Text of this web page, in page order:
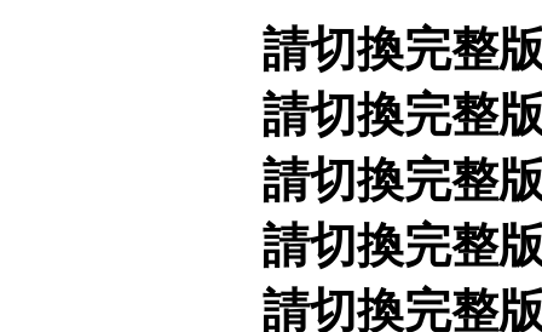
請切換完整
請切換完整
請切換完整
請切換完整
請切換完整